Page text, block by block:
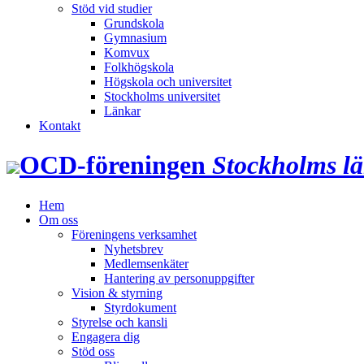
Stöd vid studier
Grundskola
Gymnasium
Komvux
Folkhögskola
Högskola och universitet
Stockholms universitet
Länkar
Kontakt
OCD‑föreningen Stockholms
Hem
Om oss
Föreningens verksamhet
Nyhetsbrev
Medlemsenkäter
Hantering av personuppgifter
Vision & styrning
Styrdokument
Styrelse och kansli
Engagera dig
Stöd oss